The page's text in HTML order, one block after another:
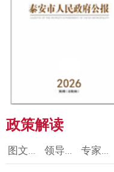
政策解读
图文解读 领导干部解读 专家解读